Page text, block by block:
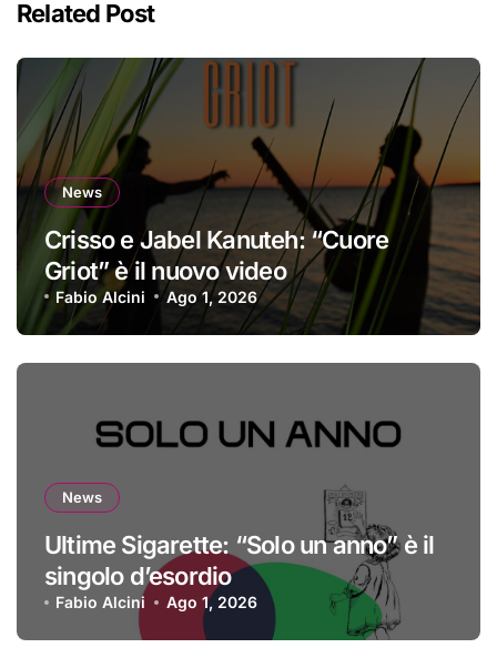
Related Post
News
Crisso e Jabel Kanuteh: “Cuore
Griot” è il nuovo video
Fabio Alcini Ago 1, 2026
News
Ultime Sigarette: “Solo un anno” è il
singolo d’esordio
Fabio Alcini Ago 1, 2026